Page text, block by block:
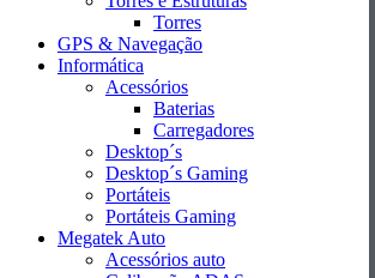
Torres
GPS & Navegação
Informática
Acessórios
Baterias
Carregadores
Desktop´s
Desktop´s Gaming
Portáteis
Portáteis Gaming
Megatek Auto
Acessórios auto